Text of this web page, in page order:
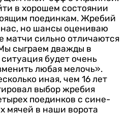
в хорошем состоянии
поединкам. Жребий
но шансы оцениваю
матчи сильно отличаются
сыграем дважды в
будет очень
любая мелочь».
иная, чем 16 лет
выбор жребия
поединков с сине-
мячей в наши ворота